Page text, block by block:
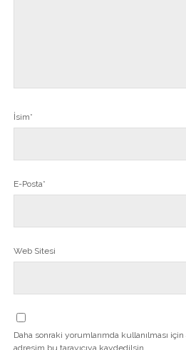
İsim*
E-Posta*
Web Sitesi
Daha sonraki yorumlarımda kullanılması
adresim bu tarayıcıya kaydedilsin.